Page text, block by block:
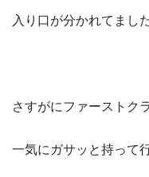
入り口が分かれてまし
さすがにファーストク
一気にガサッと持って